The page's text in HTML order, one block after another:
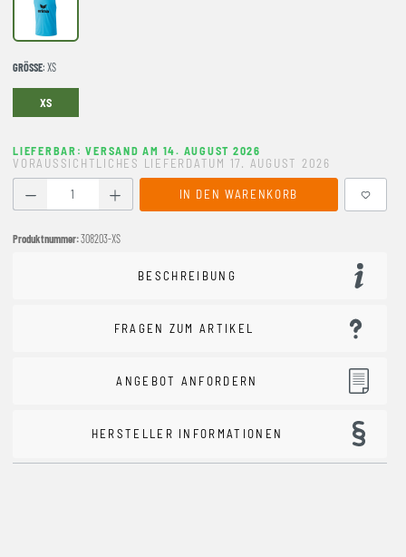
curacao
GRÖSSE : XS
XS
LIEFERBAR: VERSAND AM 14. AUGUST 2026
VORAUSSICHTLICHES LIEFERDATUM 17. AUGUST 2026
Produkt Anzahl: Gib den gewünschten Wert ein oder
IN DEN WARENKORB
Produktnummer:308203-XS
BESCHREIBUNG
FRAGEN ZUM ARTIKEL
ANGEBOT ANFORDERN
HERSTELLER INFORMATIONEN